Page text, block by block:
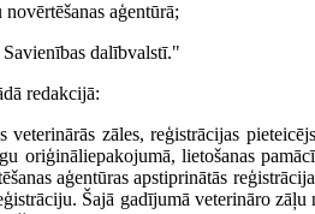
aģentūrā;
Savienības dalībvalstī."
redakcijā:
zāles, reģistrācijas
oriģināliepakojumā, lietošanas
aģentūras apstiprinātās
Šajā gadījumā veterināro zāļu